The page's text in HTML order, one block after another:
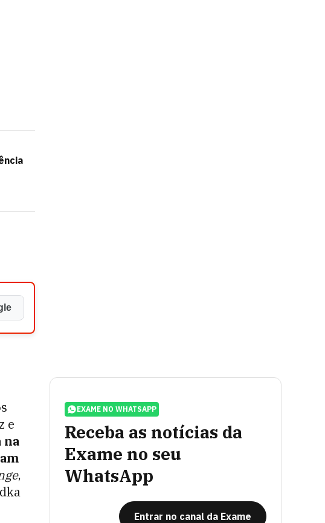
e
na
,
EXAME NO WHATSAPP
Receba as notícias da
Exame no seu
WhatsApp
Entrar no canal da Exame